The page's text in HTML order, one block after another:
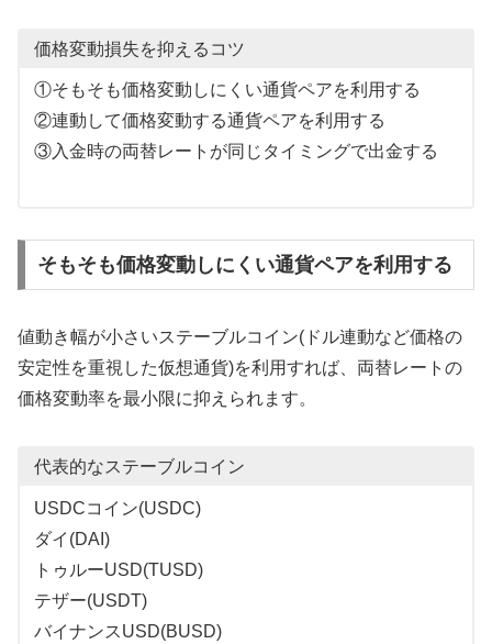
価格変動損失を抑えるコツ
①そもそも価格変動しにくい通貨ペアを利用する
②連動して価格変動する通貨ペアを利用する
③入金時の両替レートが同じタイミングで出金する
そもそも価格変動しにくい通貨ペアを利用する
値動き幅が小さいステーブルコイン(ドル連動など価格の
安定性を重視した仮想通貨)を利用すれば、両替レートの
価格変動率を最小限に抑えられます。
代表的なステーブルコイン
USDCコイン(USDC)
ダイ(DAI)
トゥルーUSD(TUSD)
テザー(USDT)
バイナンスUSD(BUSD)